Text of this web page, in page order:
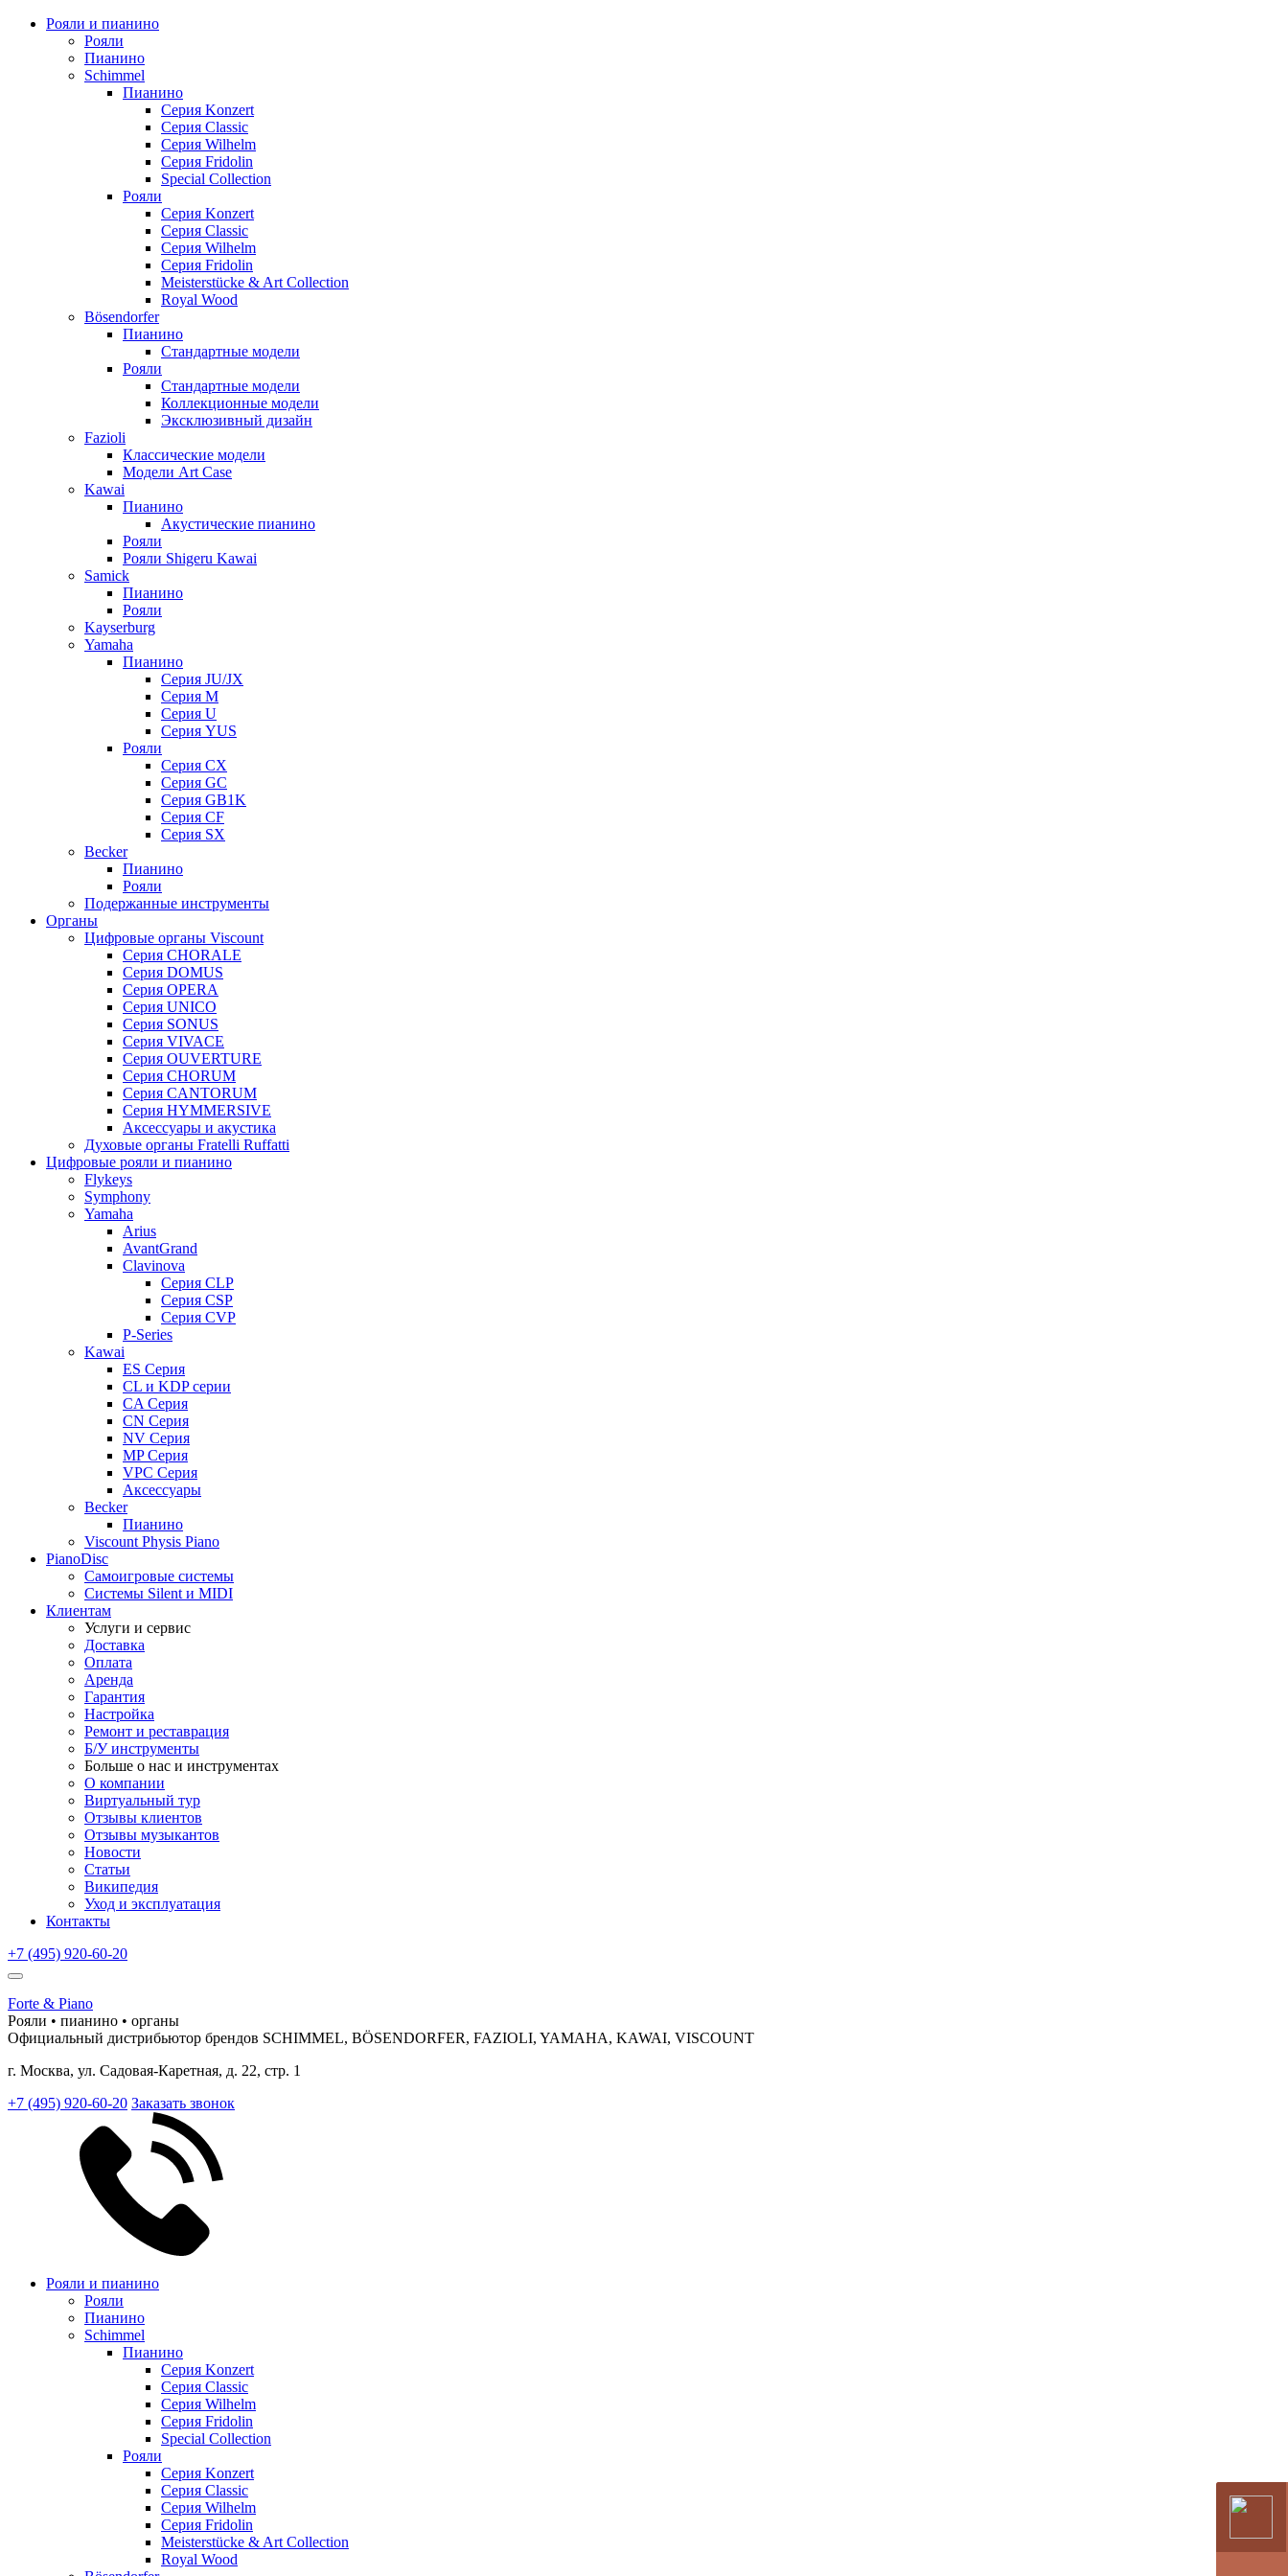
Рояли и пианино
Рояли
Пианино
Schimmel
Пианино
Серия Konzert
Серия Classic
Серия Wilhelm
Серия Fridolin
Special Collection
Рояли
Серия Konzert
Серия Classic
Серия Wilhelm
Серия Fridolin
Meisterstücke & Art Collection
Royal Wood
Bösendorfer
Пианино
Стандартные модели
Рояли
Стандартные модели
Коллекционные модели
Эксклюзивный дизайн
Fazioli
Классические модели
Модели Art Case
Kawai
Пианино
Акустические пианино
Рояли
Рояли Shigeru Kawai
Samick
Пианино
Рояли
Kayserburg
Yamaha
Пианино
Серия JU/JX
Серия M
Серия U
Серия YUS
Рояли
Серия CX
Серия GC
Серия GB1K
Серия CF
Серия SX
Becker
Пианино
Рояли
Подержанные инструменты
Органы
Цифровые органы Viscount
Серия CHORALE
Серия DOMUS
Серия OPERA
Серия UNICO
Серия SONUS
Серия VIVACE
Серия OUVERTURE
Серия CHORUM
Серия CANTORUM
Серия HYMMERSIVE
Аксессуары и акустика
Духовые органы Fratelli Ruffatti
Цифровые рояли и пианино
Flykeys
Symphony
Yamaha
Arius
AvantGrand
Clavinova
Серия CLP
Серия CSP
Серия CVP
P-Series
Kawai
ES Серия
CL и KDP серии
CA Серия
CN Серия
NV Серия
MP Серия
VPC Серия
Аксессуары
Becker
Пианино
Viscount Physis Piano
PianoDisc
Самоигровые системы
Системы Silent и MIDI
Клиентам
Услуги и сервис
Доставка
Оплата
Аренда
Гарантия
Настройка
Ремонт и реставрация
Б/У инструменты
Больше о нас и инструментах
О компании
Виртуальный тур
Отзывы клиентов
Отзывы музыкантов
Новости
Статьи
Википедия
Уход и эксплуатация
Контакты
+7 (495) 920-60-20
Forte & Piano
Рояли • пианино • органы
Официальный дистрибьютор брендов SCHIMMEL, BÖSENDORFER, FAZIOLI, YAMAHA, KAWAI, VISCOUNT
г. Москва, ул. Садовая-Каретная, д. 22, стр. 1
+7 (495) 920-60-20 Заказать звонок
Рояли и пианино
Рояли
Пианино
Schimmel
Пианино
Серия Konzert
Серия Classic
Серия Wilhelm
Серия Fridolin
Special Collection
Рояли
Серия Konzert
Серия Classic
Серия Wilhelm
Серия Fridolin
Meisterstücke & Art Collection
Royal Wood